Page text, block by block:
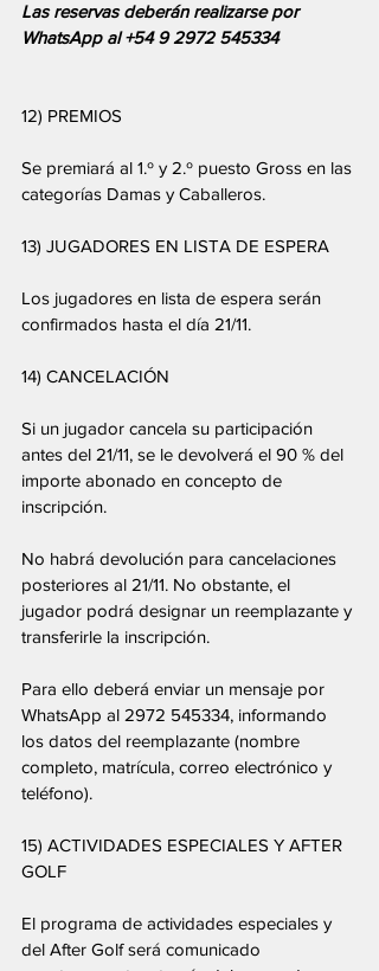
Las reservas deberán realizarse por
WhatsApp al +54 9 2972 545334
12) PREMIOS
Se premiará al 1.º y 2.º puesto Gross en las
categorías Damas y Caballeros.
13) JUGADORES EN LISTA DE ESPERA
Los jugadores en lista de espera serán
confirmados hasta el día 21/11.
14) CANCELACIÓN
Si un jugador cancela su participación
antes del 21/11, se le devolverá el 90 % del
importe abonado en concepto de
inscripción.
No habrá devolución para cancelaciones
posteriores al 21/11. No obstante, el
jugador podrá designar un reemplazante y
transferirle la inscripción.
Para ello deberá enviar un mensaje por
WhatsApp al 2972 545334, informando
los datos del reemplazante (nombre
completo, matrícula, correo electrónico y
teléfono).
15) ACTIVIDADES ESPECIALES Y AFTER
GOLF
El programa de actividades especiales y
del After Golf será comunicado